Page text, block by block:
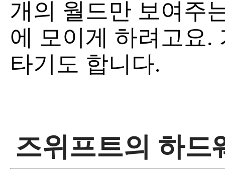
개의 월드만 보여주
에 모이게 하려고요.
타기도 합니다.
즈위프트의 하드